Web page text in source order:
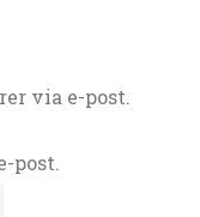
via e-post.
post.